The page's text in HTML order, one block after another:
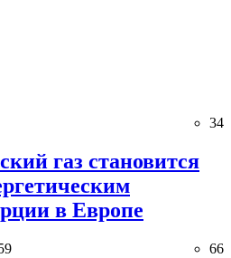
34
газ становится
в Европе
66